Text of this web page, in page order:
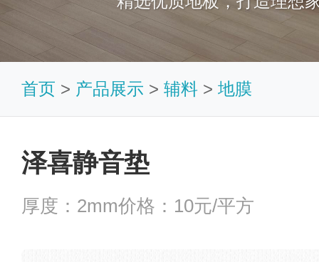
首页 > 产品展示 > 辅料 > 地膜
泽喜静音垫
​厚度：2mm价格：10元/平方